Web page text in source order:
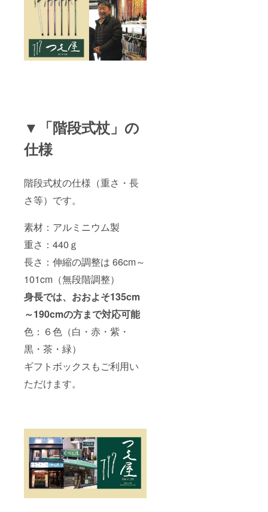
▼「階段式杖」の
仕様
階段式杖の仕様（重さ・長
さ等）です。
素材：アルミニウム製
重さ：440ｇ
長さ：伸縮の調整は 66cm～
101cm（無段階調整）
身長では、おおよそ135cm
～190cmの方まで対応可能
色：６色（白・赤・紫・
黒・茶・緑）
ギフトボックスもご利用い
ただけます。